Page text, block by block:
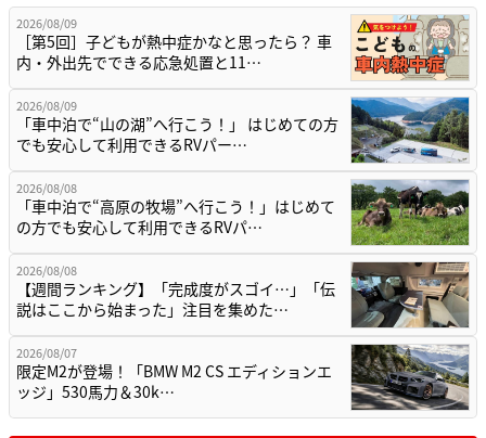
2026/08/09
［第5回］子どもが熱中症かなと思ったら？ 車
内・外出先でできる応急処置と11…
2026/08/09
「車中泊で“山の湖”へ行こう！」 はじめての方
でも安心して利用できるRVパー…
2026/08/08
「車中泊で“高原の牧場”へ行こう！」はじめて
の方でも安心して利用できるRVパ…
2026/08/08
【週間ランキング】「完成度がスゴイ…」「伝
説はここから始まった」注目を集めた…
2026/08/07
限定M2が登場！「BMW M2 CS エディションエ
ッジ」530馬力＆30k…